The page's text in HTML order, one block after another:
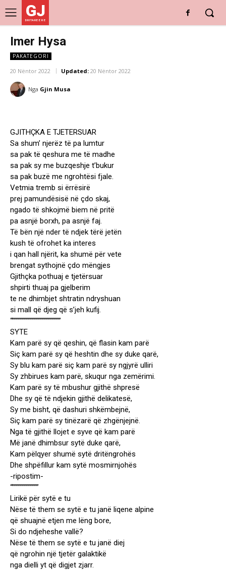
GJ
DRITARE E RE
Imer Hysa
PAKATEGORI
20 Nëntor 2022 Updated: 20 Nëntor 2022
Nga Gjin Musa
GJITHÇKA E TJETERSUAR
Sa shum’ njerëz të pa lumtur
sa pak të qeshura me të madhe
sa pak sy me buzqeshje t’bukur
sa pak buzë me ngrohtësi fjale.
Vetmia tremb si ërrësirë
prej pamundësisë në çdo skaj,
ngado të shkojmë biem në pritë
pa asnjë borxh, pa asnjë faj.
Të bën një nder të ndjek tërë jetën
kush të ofrohet ka interes
i qan hall njërit, ka shumë për vete
brengat sythojnë çdo mëngjes
Gjithçka pothuaj e tjetërsuar
shpirti thuaj pa gjelberim
te ne dhimbjet shtratin ndryshuan
si mall që djeg që s’jeh kufij.
“””””””””””””””””””””””””
SYTE
Kam parë sy që qeshin, që flasin kam parë
Siç kam parë sy që heshtin dhe sy duke qarë,
Sy blu kam parë siç kam parë sy ngjyrë ulliri
Sy zhbirues kam parë, skuqur nga zemërimi.
Kam parë sy të mbushur gjithë shpresë
Dhe sy që të ndjekin gjithë delikatesë,
Sy me bisht, që dashuri shkëmbejnë,
Siç kam parë sy tinëzarë që zhgënjejnë.
Nga të gjithë llojet e syve që kam parë
Më janë dhimbsur sytë duke qarë,
Kam pëlqyer shumë sytë dritëngrohës
Dhe shpëfillur kam sytë mosmirnjohës
-ripostim-
“”””””””””””””
Lirikë për sytë e tu
Nëse të them se sytë e tu janë liqene alpine
që shuajnë etjen me lëng bore,
Si do ndjeheshe vallë?
Nëse të them se sytë e tu janë diej
që ngrohin një tjetër galaktikë
nga dielli yt që digjet zjarr.